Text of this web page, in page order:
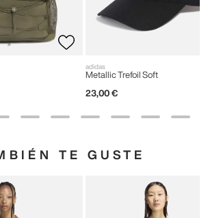
adidas
Metallic Trefoil Soft
23,00 €
TE GUSTE